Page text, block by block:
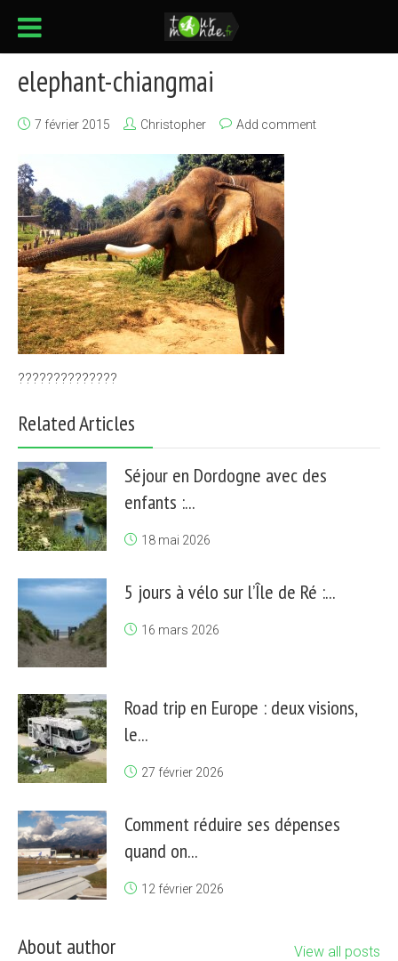
elephant-chiangmai
7 février 2015 Christopher Add comment
??????????????
Related Articles
Séjour en Dordogne avec des
enfants :...
18 mai 2026
5 jours à vélo sur l’Île de Ré :...
16 mars 2026
Road trip en Europe : deux visions,
le...
27 février 2026
Comment réduire ses dépenses
quand on...
12 février 2026
About author View all posts